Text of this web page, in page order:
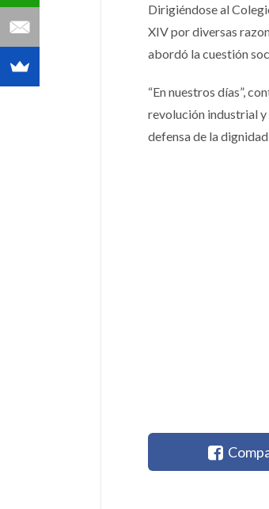
Dirigiéndose al
XIV por diversas
abordó la cuestión
“En nuestros días”,
revolución industrial y
defensa de la